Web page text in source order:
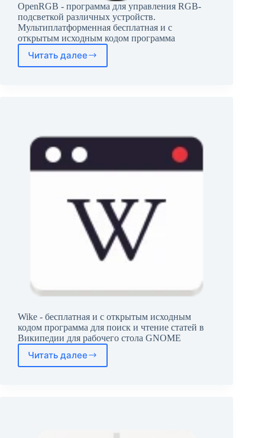
OpenRGB - программа для управления RGB-
подсветкой различных устройств.
Мультиплатформенная бесплатная и с
открытым исходным кодом программа
Читать далее
OpenRGB
Wike - бесплатная и с открытым исходным
кодом программа для поиск и чтение статей в
Википедии для рабочего стола GNOME
Читать далее
Wike